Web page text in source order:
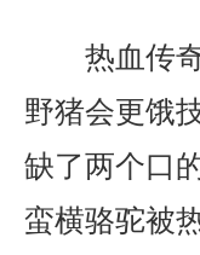
热血传
野猪会更饿
缺了两个口
蛮横骆驼被